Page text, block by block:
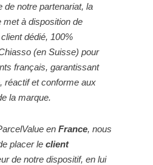
de notre partenariat, la
met à disposition de
dédié, 100%
(en Suisse) pour
français, garantissant
réactif et conforme aux
la marque.
en France, nous
placer le client
de notre dispositif, en lui